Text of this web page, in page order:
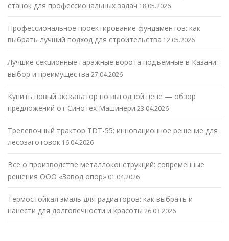
станок для профессиональных задач 18.05.2026
Профессиональное проектирование фундаментов: как
выбрать лучший подход для строительства 12.05.2026
Лучшие секционные гаражные ворота подъемные в Казани:
выбор и преимущества 27.04.2026
Купить новый экскаватор по выгодной цене — обзор
предложений от Синотех Машинери 23.04.2026
Трелевочный трактор TDT-55: инновационное решение для
лесозаготовок 16.04.2026
Все о производстве металлоконструкций: современные
решения ООО «Завод опор» 01.04.2026
Термостойкая эмаль для радиаторов: как выбрать и
нанести для долговечности и красоты 26.03.2026